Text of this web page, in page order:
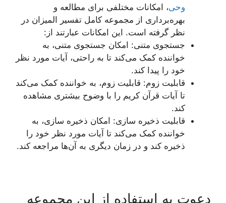
وحی، امکانات مختلفی برای مطالعه و
بهره‌برداری از مجموعه کامل تفسیر المیزان در
نظر گرفته است. این امکانات عبارتند از:
جستجوی متنی: امکان جستجوی متنی، به
خواننده کمک می‌کند تا به راحتی، آیات مورد نظر
خود را پیدا کند.
قابلیت زوم: قابلیت زوم، به خواننده کمک می‌کند
تا آیات قرآن کریم را با وضوح بیشتری مشاهده
کند.
قابلیت ذخیره سازی: امکان ذخیره سازی، به
خواننده کمک می‌کند تا آیات مورد نظر خود را
ذخیره کند و در زمان دیگری به آن‌ها مراجعه کند.
دعوت به استفاده از این مجموعه